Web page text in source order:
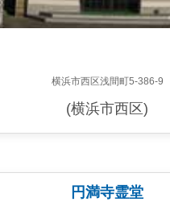
横浜市西区浅間町5-386-9
(横浜市西区)
円満寺霊堂